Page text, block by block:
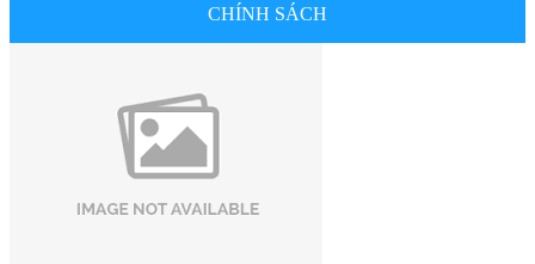
CHÍNH SÁCH